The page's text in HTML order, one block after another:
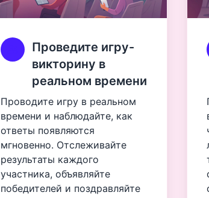
Проведите игру-
викторину в
реальном времени
Проводите игру в реальном
времени и наблюдайте, как
ответы появляются
мгновенно. Отслеживайте
результаты каждого
участника, объявляйте
победителей и поздравляйте